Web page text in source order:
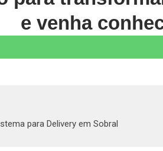
e venha
para Delivery em Sobral